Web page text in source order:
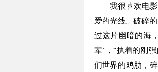
我很喜欢电影《
爱的光线。破碎
过这片幽暗的海
辈”，“执着的刚
们世界的鸡肋，